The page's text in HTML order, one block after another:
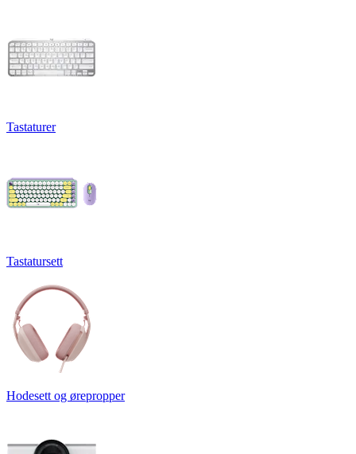
Tastaturer
Tastatursett
Hodesett og ørepropper